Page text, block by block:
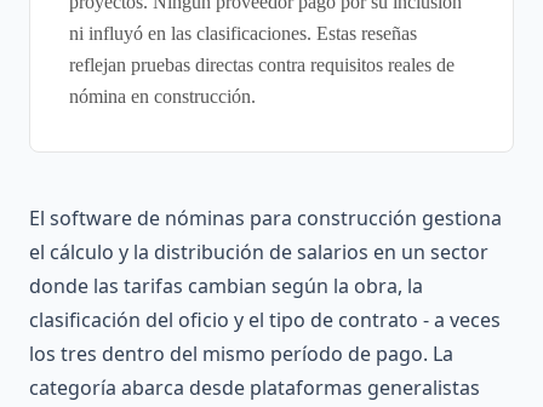
ni influyó en las clasificaciones. Estas reseñas
reflejan pruebas directas contra requisitos reales de
nómina en construcción.
El software de nóminas para construcción gestiona
el cálculo y la distribución de salarios en un sector
donde las tarifas cambian según la obra, la
clasificación del oficio y el tipo de contrato - a veces
los tres dentro del mismo período de pago. La
categoría abarca desde plataformas generalistas